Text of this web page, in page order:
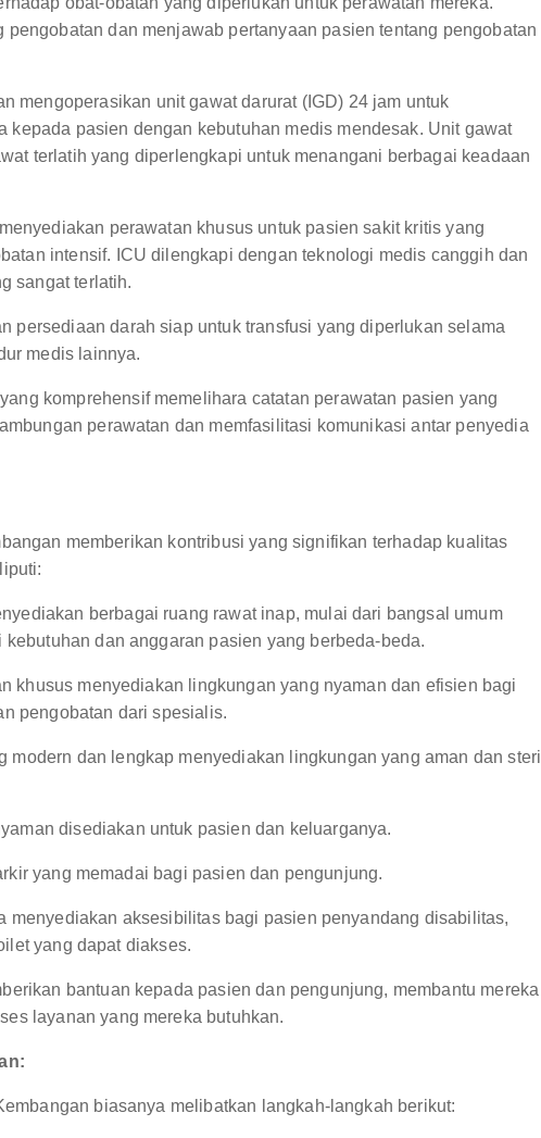
dan menjawab pertanyaan pasien tentang pengobatan
mengoperasikan unit gawat darurat (IGD) 24 jam untuk
kepada pasien dengan kebutuhan medis mendesak. Unit gawat
terlatih yang diperlengkapi untuk menangani berbagai keadaan
perawatan khusus untuk pasien sakit kritis yang
intensif. ICU dilengkapi dengan teknologi medis canggih dan
sangat terlatih.
persediaan darah siap untuk transfusi yang diperlukan selama
medis lainnya.
komprehensif memelihara catatan perawatan pasien yang
perawatan dan memfasilitasi komunikasi antar penyedia
memberikan kontribusi yang signifikan terhadap kualitas
berbagai ruang rawat inap, mulai dari bangsal umum
dan anggaran pasien yang berbeda-beda.
khusus menyediakan lingkungan yang nyaman dan efisien bagi
pengobatan dari spesialis.
modern dan lengkap menyediakan lingkungan yang aman dan steril
disediakan untuk pasien dan keluarganya.
yang memadai bagi pasien dan pengunjung.
menyediakan aksesibilitas bagi pasien penyandang disabilitas,
yang dapat diakses.
bantuan kepada pasien dan pengunjung, membantu mereka
layanan yang mereka butuhkan.
biasanya melibatkan langkah-langkah berikut: